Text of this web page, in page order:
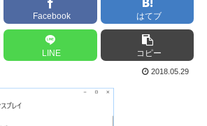
Facebook はてブ
LINE コピー
2018.05.29